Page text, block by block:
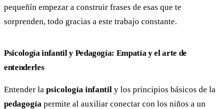
pequeñín empezar a construir frases de esas que te
sorprenden, todo gracias a este trabajo constante.
Psicología infantil y Pedagogía: Empatía y el arte de
entenderles
Entender la psicología infantil y los principios básicos de la
pedagogía permite al auxiliar conectar con los niños a un